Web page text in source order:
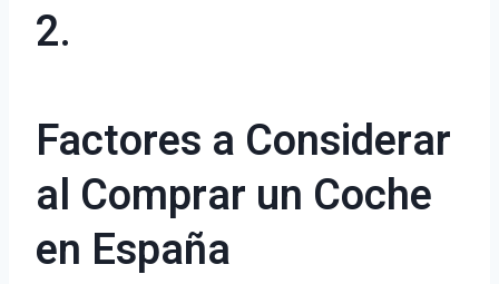
2.
Factores a Considerar
al Comprar un Coche
en España